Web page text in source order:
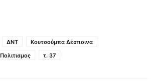
ΔΝΤ
Κουτσούμπα Δέσποινα
Πολιτισμος τ. 37